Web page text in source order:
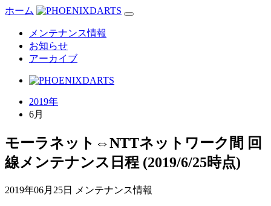
ホーム
メンテナンス情報
お知らせ
アーカイブ
2019年
6月
モーラネット⇔NTTネットワーク間 回
線メンテナンス日程 (2019/6/25時点)
2019年06月25日 メンテナンス情報